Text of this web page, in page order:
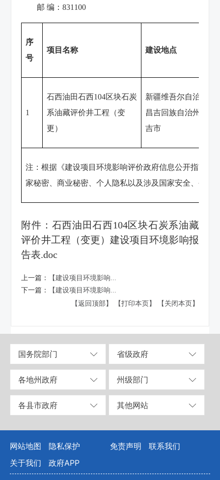
邮 编：831100
序
号
项目名称 建设地点
1
石西油田石西104区块石炭
系油藏评价井工程（变
更）
新疆维吾尔自治区
昌吉回族自治州昌
吉市
注：根据《建设项目环境影响评价政府信息公开指南
家秘密、商业秘密、个人隐私以及涉及国家安全、公共
附件 ： 石西油田石西104区块石炭系油藏
评价井工程（变更）建设项目环境影响报
告表.doc
上一篇：
【建设项目环境影响...
下一篇：
【建设项目环境影响...
【返回顶部】
【打印本页】 【关闭本页】
国务院部门 省级政府
各地州政府 州级部门
各县市政府 其他网站
网站地图 隐私保护 免责声明
联系我们
关于我们
政府APP